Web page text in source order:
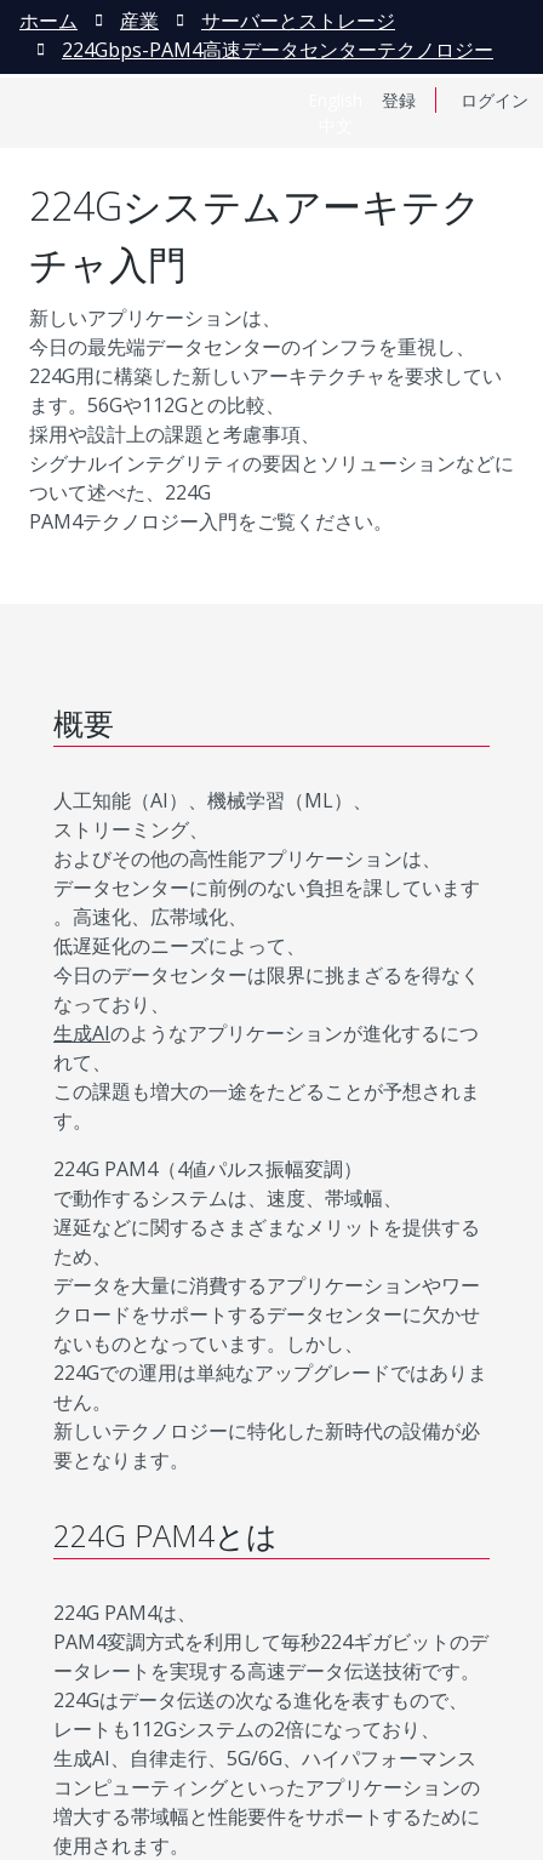
登録 ログイン
ホーム 産業
サーバーとストレージ
224Gbps-PAM4高速データセンターテクノロジー
224Gシステムアーキテク
チャ入門
新しいアプリケーションは、
今日の最先端データセンターのインフラを重視し、
224G用に構築した新しいアーキテクチャを要求してい
ます。56Gや112Gとの比較、
採用や設計上の課題と考慮事項、
シグナルインテグリティの要因とソリューションなどに
ついて述べた、224G
PAM4テクノロジー入門をご覧ください。
概要
人工知能（AI）、機械学習（ML）、
ストリーミング、
およびその他の高性能アプリケーションは、
データセンターに前例のない負担を課しています
。高速化、広帯域化、
低遅延化のニーズによって、
今日のデータセンターは限界に挑まざるを得なく
なっており、
生成AIのようなアプリケーションが進化するにつ
れて、
この課題も増大の一途をたどることが予想されま
す。
224G PAM4（4値パルス振幅変調）
で動作するシステムは、速度、帯域幅、
遅延などに関するさまざまなメリットを提供する
ため、
データを大量に消費するアプリケーションやワー
クロードをサポートするデータセンターに欠かせ
ないものとなっています。しかし、
224Gでの運用は単純なアップグレードではありま
せん。
新しいテクノロジーに特化した新時代の設備が必
要となります。
224G PAM4とは
224G PAM4は、
PAM4変調方式を利用して毎秒224ギガビットのデ
ータレートを実現する高速データ伝送技術です。
224Gはデータ伝送の次なる進化を表すもので、
レートも112Gシステムの2倍になっており、
生成AI、自律走行、5G/6G、ハイパフォーマンス
コンピューティングといったアプリケーションの
増大する帯域幅と性能要件をサポートするために
使用されます。